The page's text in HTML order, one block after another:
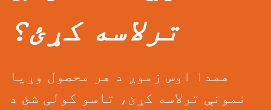
ترلاسه کړئ؟
همدا اوس زموږ د هر محصول وړیا
نمونې ترلاسه کړئ، تاسو کولی شئ د